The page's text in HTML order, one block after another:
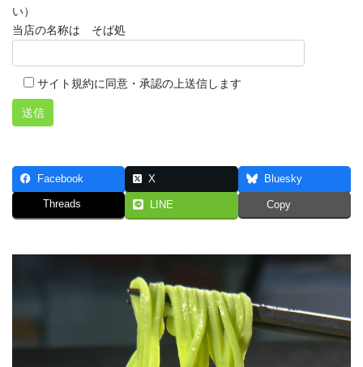
い）
当店の名称は そば処
サイト規約に同意・承認の上送信します
Facebook X Bluesky
Threads LINE Copy